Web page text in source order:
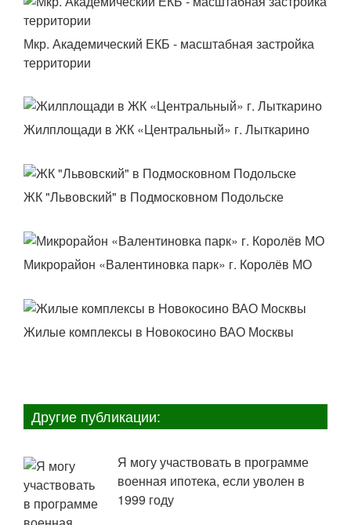
Мкр. Академический ЕКБ - масштабная застройка
территории
Жилплощади в ЖК «Центральный» г. Лыткарино
ЖК "Львовский" в Подмосковном Подольске
Микрорайон «Валентиновка парк» г. Королёв МО
Жилые комплексы в Новокосино ВАО Москвы
Другие публикации:
Я могу участвовать в программе
военная ипотека, если уволен в
1999 году